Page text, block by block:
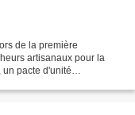
de la première
artisanaux pour la
pacte d'unité